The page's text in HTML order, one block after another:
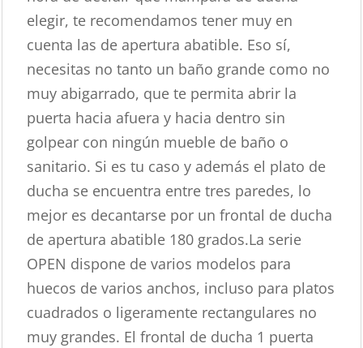
elegir, te recomendamos tener muy en
cuenta las de apertura abatible. Eso sí,
necesitas no tanto un baño grande como no
muy abigarrado, que te permita abrir la
puerta hacia afuera y hacia dentro sin
golpear con ningún mueble de baño o
sanitario. Si es tu caso y además el plato de
ducha se encuentra entre tres paredes, lo
mejor es decantarse por un frontal de ducha
de apertura abatible 180 grados.La serie
OPEN dispone de varios modelos para
huecos de varios anchos, incluso para platos
cuadrados o ligeramente rectangulares no
muy grandes. El frontal de ducha 1 puerta